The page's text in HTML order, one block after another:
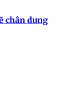
chân dung